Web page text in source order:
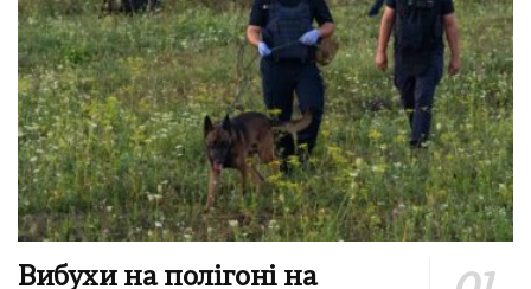
Вибухи на полігоні на